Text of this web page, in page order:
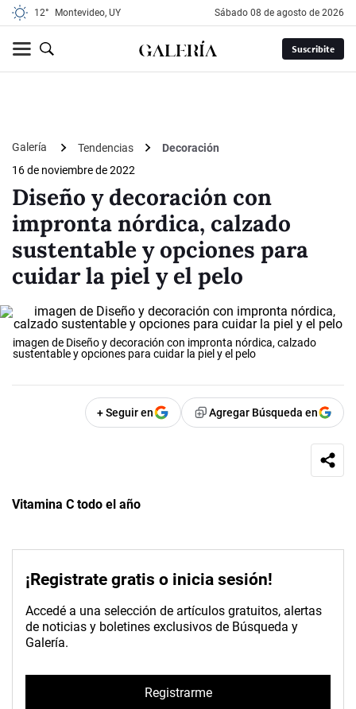
12° Montevideo, UY sábado 08 de agosto de 2026
Suscribite
Galería Tendencias
Decoración
16 de noviembre de 2022
Diseño y decoración con
impronta nórdica, calzado
sustentable y opciones para
cuidar la piel y el pelo
imagen de Diseño y decoración con impronta nórdica, calzado
sustentable y opciones para cuidar la piel y el pelo
+ Seguir en Agregar Búsqueda en
Vitamina C todo el año
¡Registrate gratis o inicia sesión!
Accedé a una selección de artículos gratuitos, alertas
de noticias y boletines exclusivos de Búsqueda y
Galería.
Registrarme